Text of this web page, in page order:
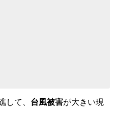
して、 台風被害が大きい現